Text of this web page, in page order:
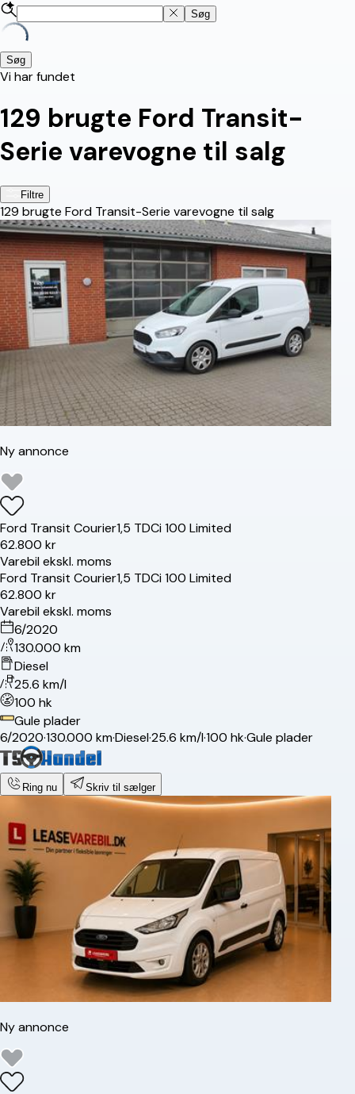
Søg
Søg
Vi har fundet
129 brugte Ford Transit-
Serie varevogne til salg
Filtre
129 brugte Ford Transit-Serie varevogne til salg
Ny annonce
Ford Transit Courier1,5 TDCi 100 Limited
62.800 kr
Varebil ekskl. moms
Ford Transit Courier1,5 TDCi 100 Limited
62.800 kr
Varebil ekskl. moms
6/2020
130.000 km
Diesel
25.6 km/l
100 hk
Gule plader
6/2020·130.000 km·Diesel·25.6 km/l·100 hk·Gule plader
Ring nu Skriv til sælger
Ny annonce